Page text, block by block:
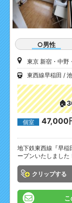
○男性
東京 新宿・中野
東西線早稲田
個室 47,000
地下鉄東西線『早稲
ープンいたしまし
クリップ